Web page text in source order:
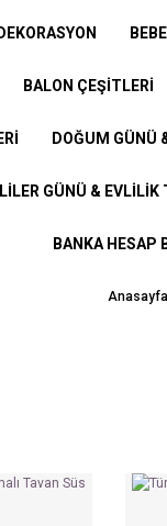
BALON ÇEŞİTLERİ
DOĞUM GÜNÜ
GÜNÜ & EVLİLİK
BANKA HESAP
Anasayfa